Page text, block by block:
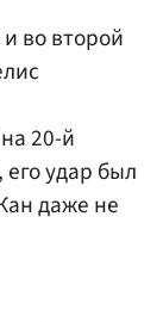
во второй
20-й
удар был
даже не